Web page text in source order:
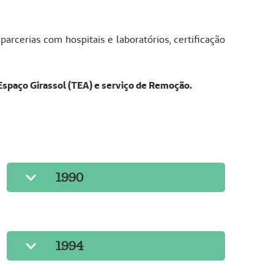
com hospitais e laboratórios, certificação
Girassol (TEA) e serviço de Remoção.
1990
1994